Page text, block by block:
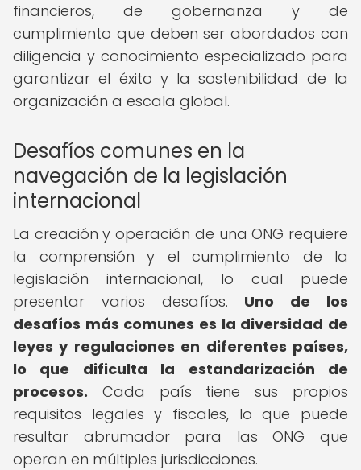
financieros, de gobernanza y de
cumplimiento que deben ser abordados con
diligencia y conocimiento especializado para
garantizar el éxito y la sostenibilidad de la
organización a escala global.
Desafíos comunes en la
navegación de la legislación
internacional
La creación y operación de una ONG requiere
la comprensión y el cumplimiento de la
legislación internacional, lo cual puede
presentar varios desafíos. Uno de los
desafíos más comunes es la diversidad de
leyes y regulaciones en diferentes países,
lo que dificulta la estandarización de
procesos. Cada país tiene sus propios
requisitos legales y fiscales, lo que puede
resultar abrumador para las ONG que
operan en múltiples jurisdicciones.